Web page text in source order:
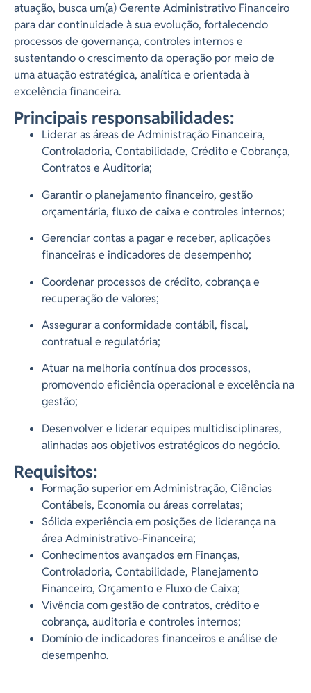
atuação, busca um(a) Gerente Administrativo Financeiro
para dar continuidade à sua evolução, fortalecendo
processos de governança, controles internos e
sustentando o crescimento da operação por meio de
uma atuação estratégica, analítica e orientada à
excelência financeira.
Principais responsabilidades:
Liderar as áreas de Administração Financeira,
Controladoria, Contabilidade, Crédito e Cobrança,
Contratos e Auditoria;
Garantir o planejamento financeiro, gestão
orçamentária, fluxo de caixa e controles internos;
Gerenciar contas a pagar e receber, aplicações
financeiras e indicadores de desempenho;
Coordenar processos de crédito, cobrança e
recuperação de valores;
Assegurar a conformidade contábil, fiscal,
contratual e regulatória;
Atuar na melhoria contínua dos processos,
promovendo eficiência operacional e excelência na
gestão;
Desenvolver e liderar equipes multidisciplinares,
alinhadas aos objetivos estratégicos do negócio.
Requisitos:
Formação superior em Administração, Ciências
Contábeis, Economia ou áreas correlatas;
Sólida experiência em posições de liderança na
área Administrativo-Financeira;
Conhecimentos avançados em Finanças,
Controladoria, Contabilidade, Planejamento
Financeiro, Orçamento e Fluxo de Caixa;
Vivência com gestão de contratos, crédito e
cobrança, auditoria e controles internos;
Domínio de indicadores financeiros e análise de
desempenho.